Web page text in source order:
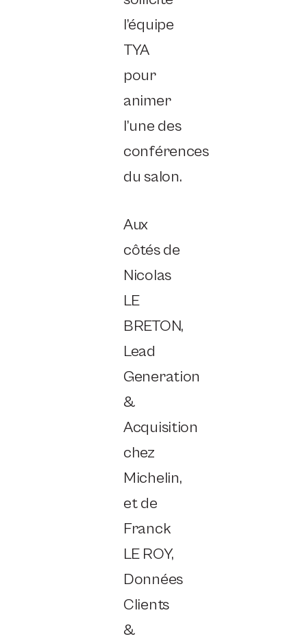
l’équipe
TYA
pour
animer
l’une des
conférences
du salon.
Aux
côtés de
Nicolas
LE
BRETON,
Lead
Generation
&
Acquisition
chez
Michelin,
et de
Franck
LE ROY,
Données
Clients
&